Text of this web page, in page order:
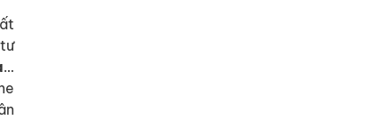
…